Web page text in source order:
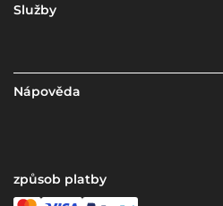
Služby
Nápověda
způsob platby